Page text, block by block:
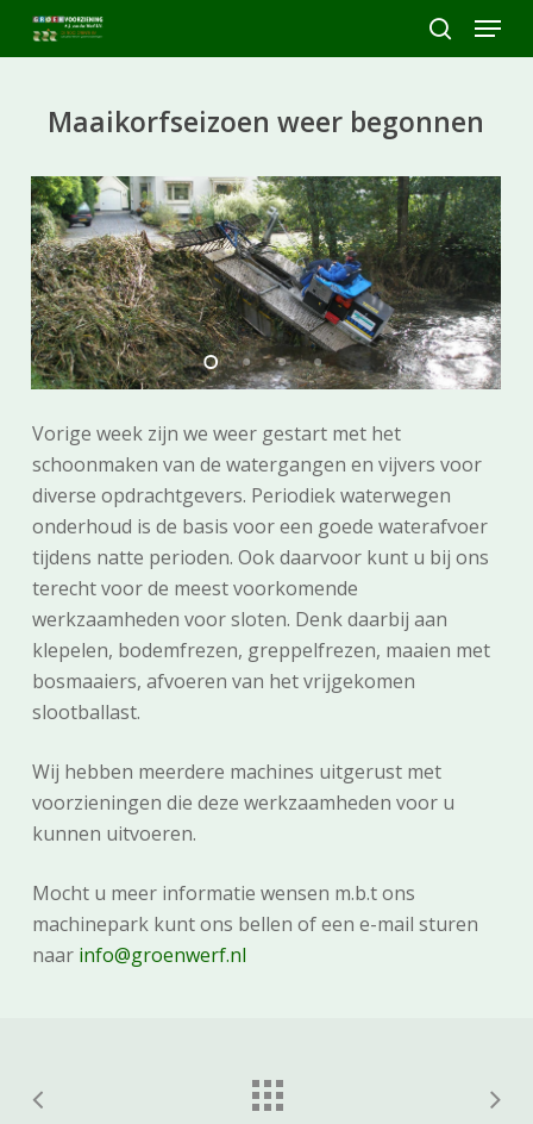
Skip
content
search
Menu
Maaikorfseizoen weer begonnen
Vorige week zijn we weer gestart met het
schoonmaken van de watergangen en vijvers voor
diverse opdrachtgevers. Periodiek waterwegen
onderhoud is de basis voor een goede waterafvoer
tijdens natte perioden. Ook daarvoor kunt u bij ons
terecht voor de meest voorkomende
werkzaamheden voor sloten. Denk daarbij aan
klepelen, bodemfrezen, greppelfrezen, maaien met
bosmaaiers, afvoeren van het vrijgekomen
slootballast.
Wij hebben meerdere machines uitgerust met
voorzieningen die deze werkzaamheden voor u
kunnen uitvoeren.
Mocht u meer informatie wensen m.b.t ons
machinepark kunt ons bellen of een e-mail sturen
naar info@groenwerf.nl